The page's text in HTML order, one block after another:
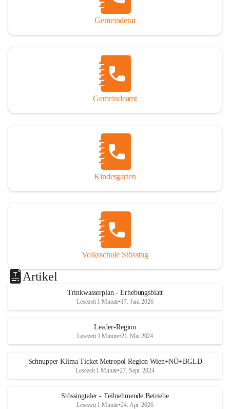
Gemeinderat
Gemeindeamt
Kindergarten
Volksschule Stössing
Artikel
Trinkwasserplan - Erhebungsblatt
Lesezeit 1 Minute•17. Juni 2026
Leader-Region
Lesezeit 1 Minute•21. Mai 2024
Schnupper Klima Ticket Metropol Region Wien+NÖ+BGLD
Lesezeit 1 Minute•27. Sept. 2024
Stössingtaler - Teilnehmende Betriebe
Lesezeit 1 Minute•24. Apr. 2026